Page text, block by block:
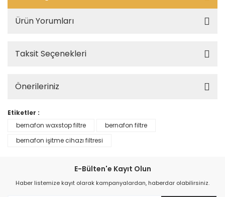
Ürün Yorumları
Taksit Seçenekleri
Önerileriniz
Etiketler :
bernafon waxstop filtre
bernafon filtre
bernafon işitme cihazı filtresi
E-Bülten'e Kayıt Olun
Haber listemize kayıt olarak kampanyalardan, haberdar olabilirsiniz.